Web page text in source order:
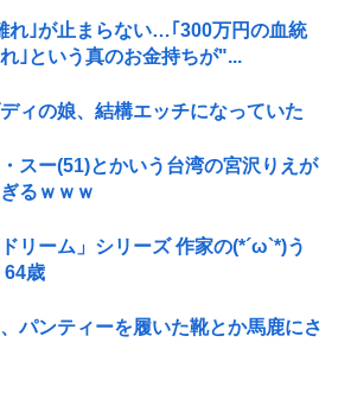
れ｣が止まらない…｢300万円の血統
｣という真のお金持ちが"...
ィの娘、結構エッチになっていた
・スー(51)とかいう台湾の宮沢りえが
るｗｗｗ
リーム」シリーズ 作家の(*´ω`*)う
64歳
パンティーを履いた靴とか馬鹿にさ